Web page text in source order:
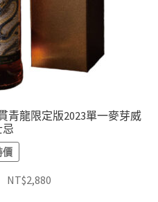
青龍限定版2023單一麥芽威
忌
價
NT$2,880